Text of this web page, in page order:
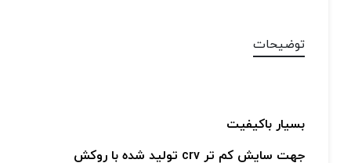
توضیحات
بسیار باکیفیت
جهت سایش کم تر crv تولید شده با روکش